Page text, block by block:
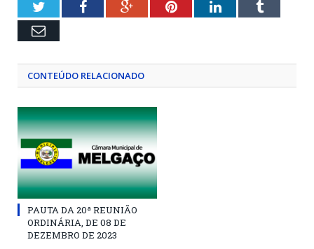
TwitterFacebookGoogle+PinterestLinkedInTumblr
Email
CONTEÚDO RELACIONADO
PAUTA DA 20ª REUNIÃO
ORDINÁRIA, DE 08 DE
DEZEMBRO DE 2023